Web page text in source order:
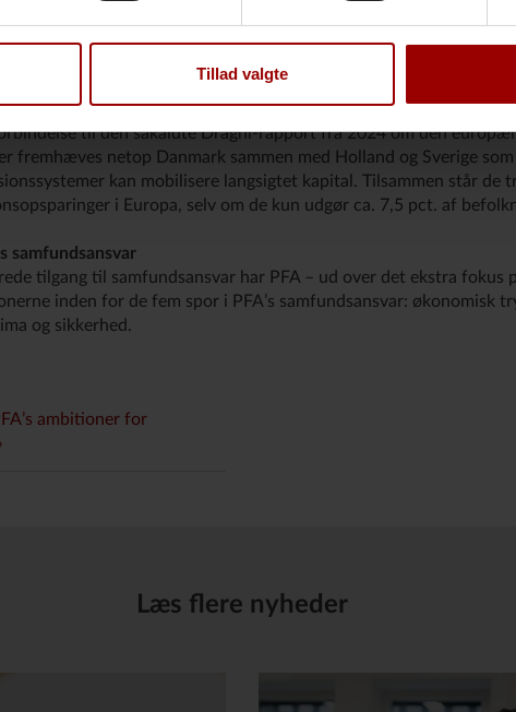
Tillad valgte
og forsyningssikkerhed," siger Ole Krogh.
til den såkaldte Draghi-rapport fra 2024 om den
fremhæves netop Danmark sammen med Holland og Sverige som
kan mobilisere langsigtet kapital. Tilsammen står de
i Europa, selv om de kun udgør ca. 7,5 pct. af
samfundsansvar
tilgang til samfundsansvar har PFA – ud over det ekstra fokus
inden for de fem spor i PFA’s samfundsansvar: økonomisk
og sikkerhed.
ambitioner for
Læs flere nyheder